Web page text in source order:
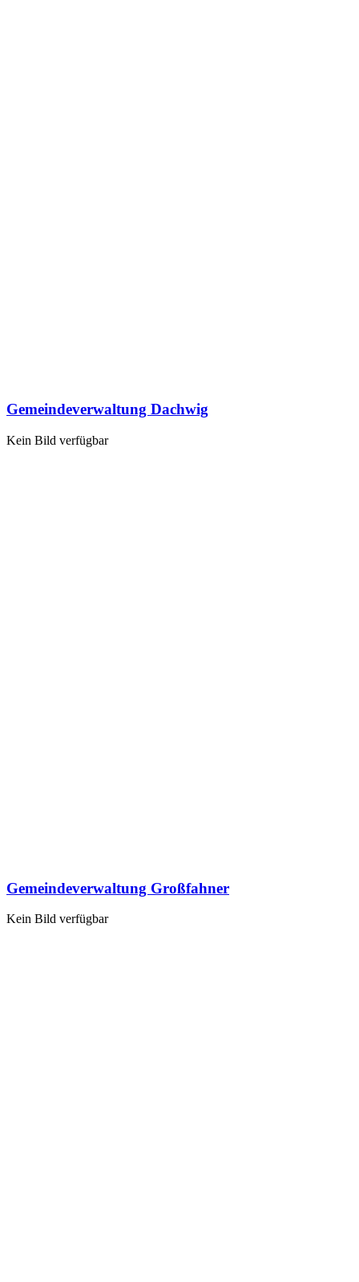
Gemeindeverwaltung Dachwig
Kein Bild verfügbar
Gemeindeverwaltung Großfahner
Kein Bild verfügbar